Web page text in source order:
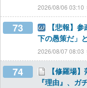
2026/08/06 03:10
73
【悲報】
下の愚策だ」
2026/08/07 08:03
74
【修羅場
『理由』、ガ